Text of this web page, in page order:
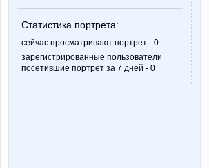
Статистика портрета:
сейчас просматривают портрет - 0
зарегистрированные пользователи
посетившие портрет за 7 дней - 0